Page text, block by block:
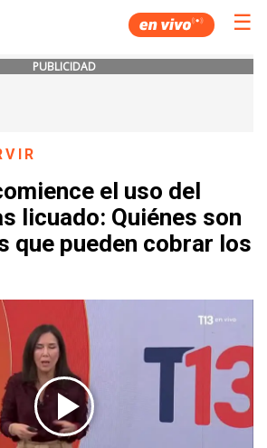
☰
PUBLICIDAD
el uso del
licuado: Quiénes son
que pueden cobrar los